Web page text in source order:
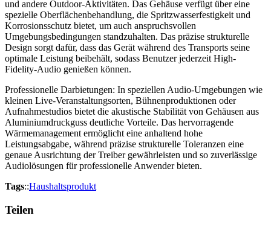
und andere Outdoor-Aktivitäten. Das Gehäuse verfügt über eine
spezielle Oberflächenbehandlung, die Spritzwasserfestigkeit und
Korrosionsschutz bietet, um auch anspruchsvollen
Umgebungsbedingungen standzuhalten. Das präzise strukturelle
Design sorgt dafür, dass das Gerät während des Transports seine
optimale Leistung beibehält, sodass Benutzer jederzeit High-
Fidelity-Audio genießen können.
Professionelle Darbietungen: In speziellen Audio-Umgebungen wie
kleinen Live-Veranstaltungsorten, Bühnenproduktionen oder
Aufnahmestudios bietet die akustische Stabilität von Gehäusen aus
Aluminiumdruckguss deutliche Vorteile. Das hervorragende
Wärmemanagement ermöglicht eine anhaltend hohe
Leistungsabgabe, während präzise strukturelle Toleranzen eine
genaue Ausrichtung der Treiber gewährleisten und so zuverlässige
Audiolösungen für professionelle Anwender bieten.
Tags::Haushaltsprodukt
Teilen